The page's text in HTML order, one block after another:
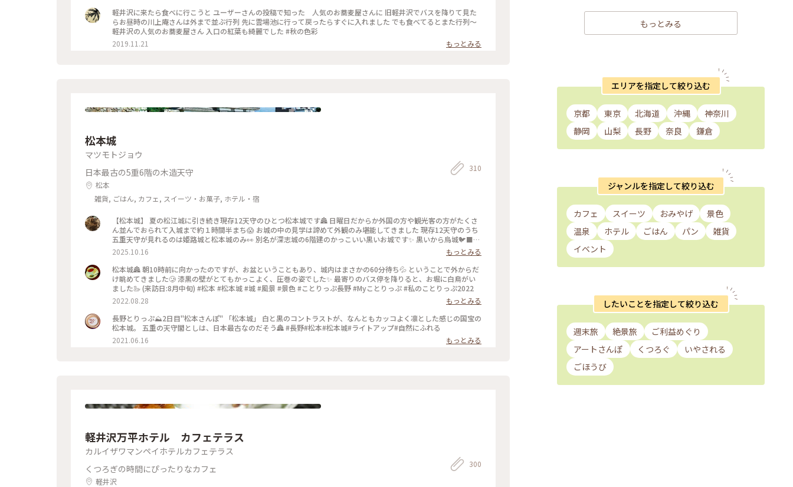
軽井沢に来たら食べに行こうと ユーザーさんの投稿で知った 人気のお蕎麦屋さんに 旧軽井沢でバスを降りて見た
らお昼時の川上庵さんは外まで並ぶ行列 先に雲場池に行って戻ったらすぐに入れました でも食べてるとまた行列〜
軽井沢の人気のお蕎麦屋さん 入口の紅葉も綺麗でした #秋の色彩
2019.11.21
もっとみる
松本城
マツモトジョウ
日本最古の5重6階の木造天守
松本
雑貨, ごはん, カフェ, スイーツ・お菓子, ホテル・宿
310
【松本城】 夏の松江城に引き続き現存12天守のひとつ松本城です🏯 日曜日だからか外国の方や観光客の方がたくさ
ん並んでおられて入城まで約１時間半まち😱 お城の中の見学は諦めて外観のみ堪能してきました 現存12天守のうち
五重天守が見れるのは姫路城と松本城のみ👀 別名が深志城の6階建のかっこいい黒いお城です✨ 黒いから烏城🐦‍⬛と
も呼ばれているんですがそれは60年前くらいにバスガイドさんが言いはじめたそうで正式な別名ではないそうです
😳 やはりお堀とおっきい天守閣って絵になりますよねぇ☺️ お城の近くでコスモスが咲いているのも見つけました🌸
秋ですねぇ🍂 （2025.9.21） #現存12天守 #国宝5城 #国宝 #お城 #秋の信州推し事の旅2025 #秋の装い #松本 #こと
りっぷ長野
2025.10.16
もっとみる
松本城🏯 朝10時前に向かったのですが、お盆ということもあり、城内はまさかの60分待ち💦 ということで外からだ
け眺めてきました🥲 漆黒の壁がとてもかっこよく、圧巻の姿でした✨ 最寄りのバス停を降りると、お堀に白鳥がい
ました🦢 (来訪日:8月中旬) #松本 #松本城 #城 #風景 #景色 #ことりっぷ長野 #Myことりっぷ #私のことりっぷ2022
2022.08.28
もっとみる
長野とりっぷ⛰2日目"松本さんぽ" 「松本城」 白と黒のコントラストが、なんともカッコよく凛とした感じの国宝の
松本城。 五重の天守閣としは、日本最古なのだそう🏯 #長野#松本#松本城#ライトアップ#自然にふれる
2021.06.16
もっとみる
軽井沢万平ホテル カフェテラス
カルイザワマンペイホテルカフェテラス
くつろぎの時間にぴったりなカフェ
軽井沢
300
もっとみる
エリアを指定して絞り込む
京都 東京 北海道 沖縄
神奈川
静岡
山梨 長野 奈良 鎌倉
ジャンルを指定して絞り込む
カフェ スイーツ おみやげ
景色
温泉
ホテル ごはん パン
雑貨
イベント
したいことを指定して絞り込む
週末旅 絶景旅
ご利益めぐり
アートさんぽ
くつろぐ
いやされる
ごほうび